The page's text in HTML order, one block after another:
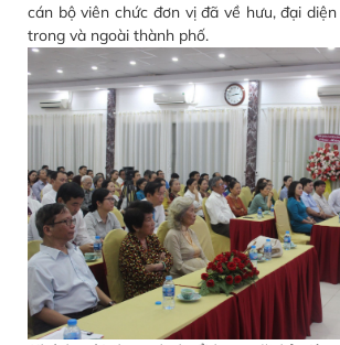
cán bộ viên chức đơn vị đã về hưu, đại
trong và ngoài thành phố.